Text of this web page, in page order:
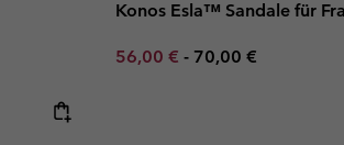
Konos Esla™ Sandale für
Minimum sale price:
56,00 € - Maximum price:
70,00 €